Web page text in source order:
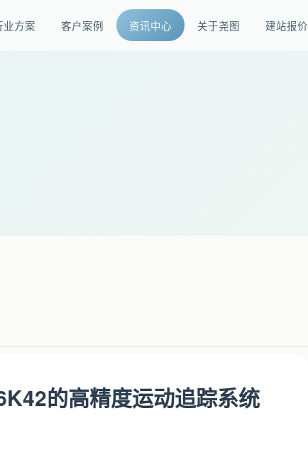
业方案 客户案例 资讯中心 关于尧图 建站报价
的高精度运动追踪系统